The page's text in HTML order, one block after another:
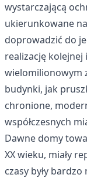
wystarczającą
ukierunkowane
doprowadzić do
realizację
wielomilionowym
budynki, jak
chronione,
współczesnych
Dawne domy
XX wieku, miały
czasy były